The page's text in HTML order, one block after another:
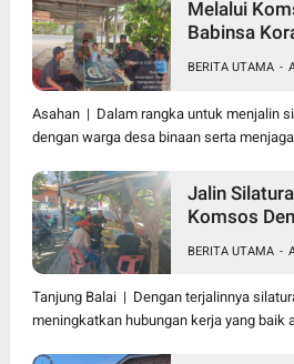
Melalui
Babinsa
Jaga
BERITA UTAMA -
Asahan | Dalam rangka untuk menjalin
dengan warga desa binaan serta
Jalin
Komsos
09/TB
BERITA UTAMA -
Tanjung Balai | Dengan terjalinnya
meningkatkan hubungan kerja yang baik